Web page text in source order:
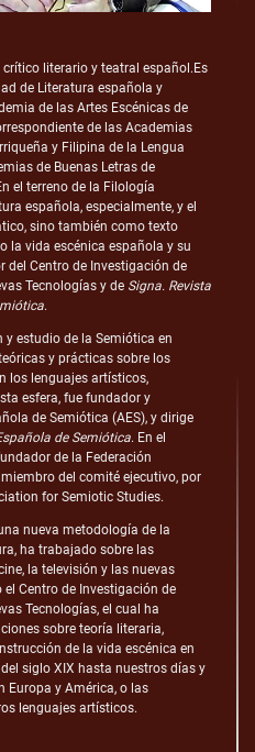
literario y teatral español.Es
de Literatura española y
de las Artes Escénicas de
de las Academias
y Filipina de la Lengua
de Buenas Letras de
el terreno de la Filología
española, especialmente, y el
sino también como texto
la vida escénica española y su
del Centro de Investigación de
Tecnologías y de Signa. Revista
.
estudio de la Semiótica en
y prácticas sobre los
los lenguajes artísticos,
esfera, fue fundador y
de Semiótica (AES), y dirige
de Semiótica. En el
de la Federación
del comité ejecutivo, por
for Semiotic Studies.
nueva metodología de la
ha trabajado sobre las
la televisión y las nuevas
Centro de Investigación de
Tecnologías,​ el cual ha
sobre teoría literaria,
de la vida escénica en
siglo XIX hasta nuestros días y
Europa y América, o las
lenguajes artísticos.